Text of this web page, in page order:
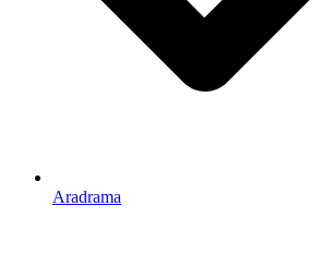
Aradrama